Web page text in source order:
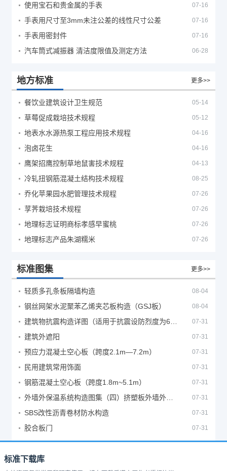
使用宝石和贵金属的手表 07-16
手表用尺寸至3mm未注公差的线性尺寸公差 07-16
手表用密封件 07-16
汽车筒式减振器 清洁度限值及测定方法 06-28
地方标准 更多>>
餐饮业建筑设计卫生规范 05-14
草莓促成栽培技术规程 05-12
地表水水源热泵工程应用技术规程 04-16
泡卤花生 04-16
鹰架招鹰控制草地鼠害技术规程 04-13
冷轧扭钢筋混凝土结构技术规程 08-25
乔化苹果园水肥管理技术规程 07-26
莩荠栽培技术规程 07-26
地理标志证明商标孝感早蜜桃 07-26
地理标志产品朱湖糯米 07-26
标准图集 更多>>
轻质多孔条板隔墙构造 08-04
钢丝网架水泥聚苯乙烯夹芯板构造（GSJ板） 08-04
07-31
建筑外遮阳 07-31
预应力混凝土空心板（跨度2.1m—7.2m） 07-31
民用建筑常用饰面 07-31
钢筋混凝土空心板（跨度1.8m~5.1m） 07-31
07-31
SBS改性沥青卷材防水构造 07-31
胶合板门 07-31
标准下载库